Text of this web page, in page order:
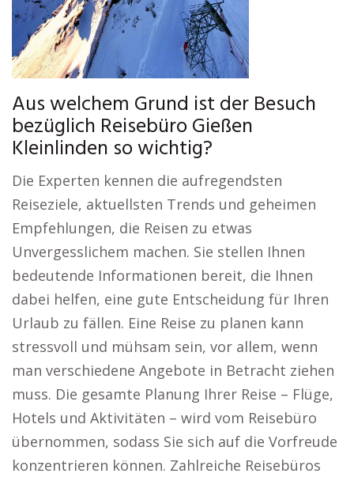
Aus welchem Grund ist der Besuch
bezüglich Reisebüro Gießen
Kleinlinden so wichtig?
Die Experten kennen die aufregendsten
Reiseziele, aktuellsten Trends und geheimen
Empfehlungen, die Reisen zu etwas
Unvergesslichem machen. Sie stellen Ihnen
bedeutende Informationen bereit, die Ihnen
dabei helfen, eine gute Entscheidung für Ihren
Urlaub zu fällen. Eine Reise zu planen kann
stressvoll und mühsam sein, vor allem, wenn
man verschiedene Angebote in Betracht ziehen
muss. Die gesamte Planung Ihrer Reise – Flüge,
Hotels und Aktivitäten – wird vom Reisebüro
übernommen, sodass Sie sich auf die Vorfreude
konzentrieren können. Zahlreiche Reisebüros